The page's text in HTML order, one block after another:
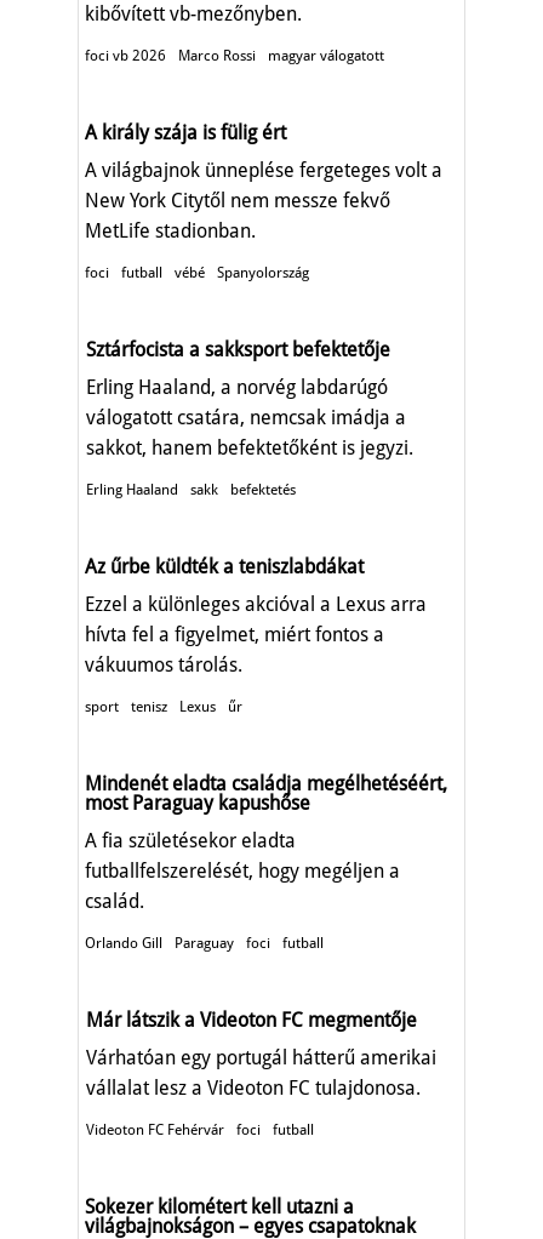
kibővített vb-mezőnyben.
foci vb 2026 Marco Rossi magyar válogatott
A király szája is fülig ért
A világbajnok ünneplése fergeteges volt a
New York Citytől nem messze fekvő
MetLife stadionban.
foci futball vébé Spanyolország
Sztárfocista a sakksport befektetője
Erling Haaland, a norvég labdarúgó
válogatott csatára, nemcsak imádja a
sakkot, hanem befektetőként is jegyzi.
Erling Haaland sakk befektetés
Az űrbe küldték a teniszlabdákat
Ezzel a különleges akcióval a Lexus arra
hívta fel a figyelmet, miért fontos a
vákuumos tárolás.
sport tenisz Lexus űr
Mindenét eladta családja megélhetéséért,
most Paraguay kapushőse
A fia születésekor eladta
futballfelszerelését, hogy megéljen a
család.
Orlando Gill Paraguay foci futball
Már látszik a Videoton FC megmentője
Várhatóan egy portugál hátterű amerikai
vállalat lesz a Videoton FC tulajdonosa.
Videoton FC Fehérvár foci futball
Sokezer kilométert kell utazni a
világbajnokságon – egyes csapatoknak